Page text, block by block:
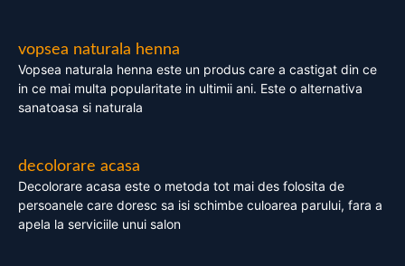
vopsea naturala henna
Vopsea naturala henna este un produs care a castigat din ce
in ce mai multa popularitate in ultimii ani. Este o alternativa
sanatoasa si naturala
decolorare acasa
Decolorare acasa este o metoda tot mai des folosita de
persoanele care doresc sa isi schimbe culoarea parului, fara a
apela la serviciile unui salon